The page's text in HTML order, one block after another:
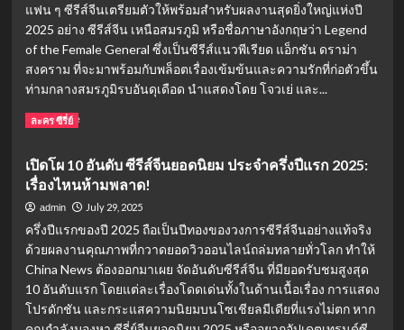
ผู้
ชม
ยก
ให้
เป็น
ตลอด
คืน:
เรื่อง
ย่อ
และ
ราย
ละเอียด
ที่
รู้
ก่อน
ดู!
แฟน ๆ ซีรีส์จีนเตรียมตัวให้พร้อมสำหรับผลงานสุดยิ่งใหญ่แห่งปี
2025 อย่าง ซีรีส์จีน เหนือสมรภูมิ หรือชื่อภาษาอังกฤษว่า Legend
of the Female General ซึ่งเป็นซีรีส์แนวพีเรียด แอ็กชัน ดราม่า
สงคราม ที่จะมาพร้อมกับพล็อตเรื่องเข้มข้นและความรักที่ก่อตัวขึ้น
ท่ามกลางสมรภูมิรบอันดุเดือด นำแสดงโดย โจวเย่ และ...
Read MoreRead
ซี
รีส์
จีน
สมรภูมิ
(Legend
of
the
Female
General)
ละคร ซีรี่ย์
เปิดโผ 10 อันดับ ซีรีส์จีนยอดนิยม ประจำครึ่งปีแรก 2025:
เรื่องไหนห้ามพลาด!
admin July 29, 2025
ครึ่งปีแรกของปี 2025 ถือเป็นปีทองของวงการซีรีส์จีนอย่างแท้จริง
ด้วยผลงานคุณภาพที่กวาดยอดวิวออนไลน์ถล่มทลายทั่วโลก ทำให้
China News ต้องออกมาเผย จัดอันดับซีรีส์จีน ที่มียอดรับชมสูงสุด
10 อันดับแรก โดยแต่ละเรื่องโดดเด่นทั้งในด้านเนื้อเรื่อง การแสดง
โปรดักชัน และกระแสความนิยมบนโซเชียลมีเดียที่แรงไม่ตก หาก